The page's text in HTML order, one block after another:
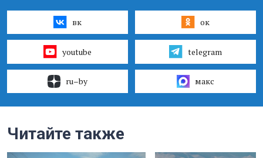
вк ок
youtube telegram
ru–by макс
Читайте также